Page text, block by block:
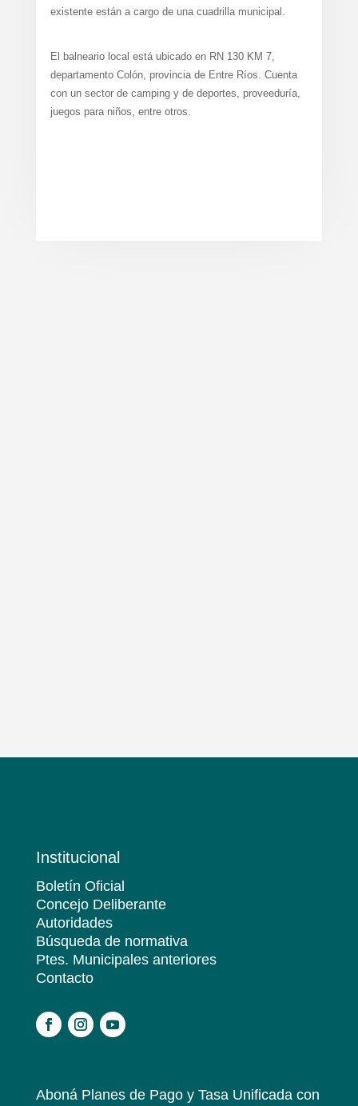
existente están a cargo de una cuadrilla municipal.
El balneario local está ubicado en RN 130 KM 7,
departamento Colón, provincia de Entre Ríos. Cuenta
con un sector de camping y de deportes, proveeduría,
juegos para niños, entre otros.
Institucional
Boletín Oficial
Concejo Deliberante
Autoridades
Búsqueda de normativa
Ptes. Municipales anteriores
Contacto
Aboná Planes de Pago y Tasa Unificadacon